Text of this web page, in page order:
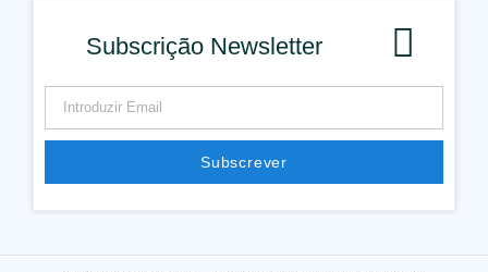
Subscrição Newsletter
Subscrever